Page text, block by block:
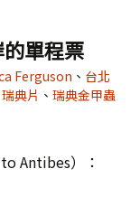
單程票
Ferguson 、 台北
瑞典片 、 瑞典金甲蟲
Antibes）：